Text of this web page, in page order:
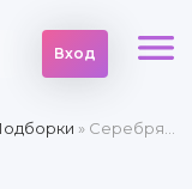
Вход
» Серебряный век